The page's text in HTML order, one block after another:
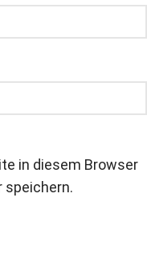
in diesem Browser
speichern.